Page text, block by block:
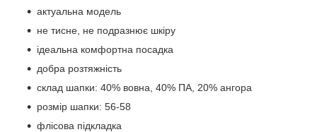
актуальна модель
не тисне, не подразнює шкіру
ідеальна комфортна посадка
добра розтяжність
склад шапки: 40% вовна, 40% ПА, 20% ангора
розмір шапки: 56-58
флісова підкладка